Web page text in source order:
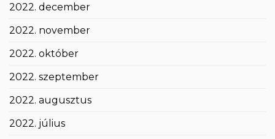
2022. december
2022. november
2022. október
2022. szeptember
2022. augusztus
2022. július